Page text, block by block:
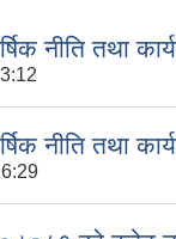
नीति तथा
नीति तथा